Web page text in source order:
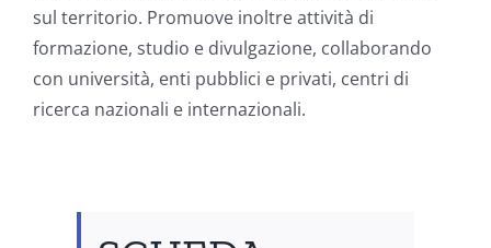
sul territorio. Promuove inoltre attività di
formazione, studio e divulgazione, collaborando
con università, enti pubblici e privati, centri di
ricerca nazionali e internazionali.